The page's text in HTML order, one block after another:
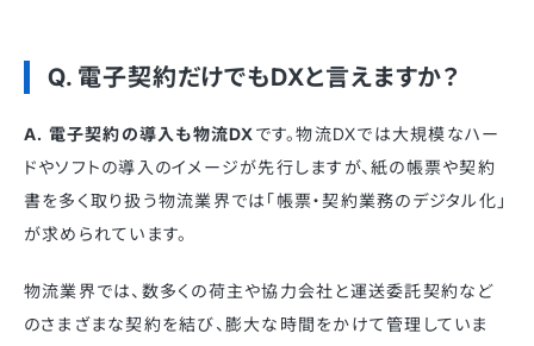
Q. 電子契約だけでもDXと言えますか？
A. 電子契約の導入も物流DX です。物流DXでは大規模なハー
ドやソフトの導入のイメージが先行しますが、紙の帳票や契約
書を多く取り扱う物流業界では「帳票・契約業務のデジタル化」
が求められています。
物流業界では、数多くの荷主や協力会社と運送委託契約など
のさまざまな契約を結び、膨大な時間をかけて管理していま